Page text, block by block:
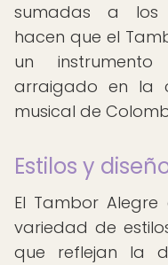
sumadas a los
hacen que el
un instrumento
arraigado en la
musical de
Estilos y
El Tambor
variedad de
que reflejan la